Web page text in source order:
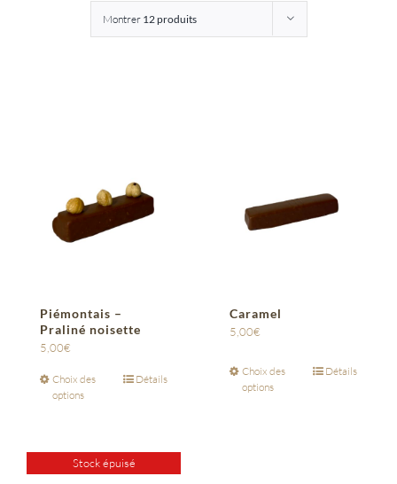
Montrer 12 produits
Piémontais –
Praliné noisette
5,00€
Choix des
options
Détails
Caramel
5,00€
Choix des
options
Détails
Stock épuisé